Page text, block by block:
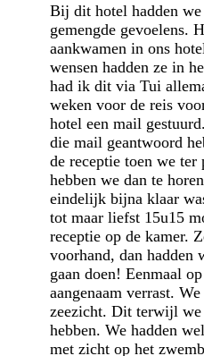
Bij dit hotel hadden we
gemengde gevoelens.
aankwamen in ons
wensen hadden ze in
had ik dit via Tui
weken voor de reis
hotel een mail
die mail geantwoord
de receptie toen we ter
hebben we dan te
eindelijk bijna klaar
tot maar liefst 15u15
receptie op de kamer.
voorhand, dan hadden
gaan doen! Eenmaal
aangenaam verrast.
zeezicht. Dit terwijl
hebben. We hadden
met zicht op het